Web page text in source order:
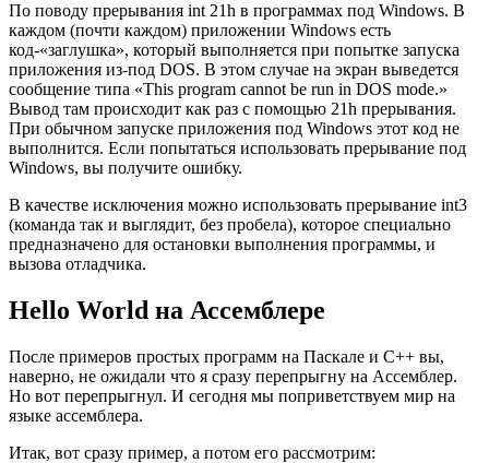
По поводу прерывания int 21h в программах под Windows. В
каждом (почти каждом) приложении Windows есть
код-«заглушка», который выполняется при попытке запуска
приложения из-под DOS. В этом случае на экран выведется
сообщение типа «This program cannot be run in DOS mode.»
Вывод там происходит как раз с помощью 21h прерывания.
При обычном запуске приложения под Windows этот код не
выполнится. Если попытаться использовать прерывание под
Windows, вы получите ошибку.
В качестве исключения можно использовать прерывание int3
(команда так и выглядит, без пробела), которое специально
предназначено для остановки выполнения программы, и
вызова отладчика.
Hello World на Ассемблере
После примеров простых программ на Паскале и С++ вы,
наверно, не ожидали что я сразу перепрыгну на Ассемблер.
Но вот перепрыгнул. И сегодня мы поприветствуем мир на
языке ассемблера.
Итак, вот сразу пример, а потом его рассмотрим: